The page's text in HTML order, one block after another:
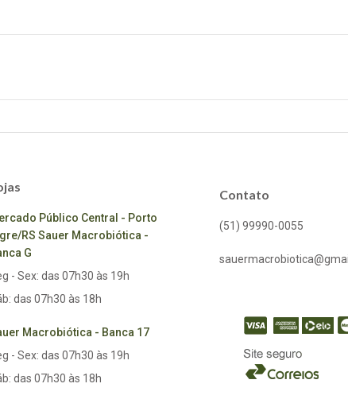
Público Central - Porto
RS Sauer Macrobiótica -
G
- Sex: das 07h30 às 19h
das 07h30 às 18h
Macrobiótica - Banca 17
- Sex: das 07h30 às 19h
das 07h30 às 18h
Contato
(51) 99990-0055